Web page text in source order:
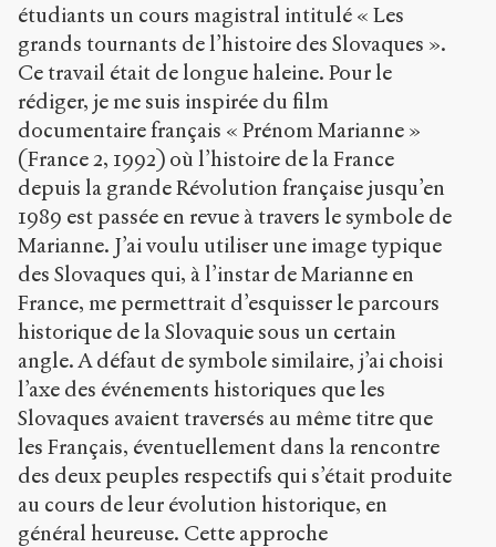
étudiants un cours magistral intitulé « Les
grands tournants de l’histoire des Slovaques ».
Ce travail était de longue haleine. Pour le
rédiger, je me suis inspirée du film
documentaire français « Prénom Marianne »
(France 2, 1992) où l’histoire de la France
depuis la grande Révolution française jusqu’en
1989 est passée en revue à travers le symbole de
Marianne. J’ai voulu utiliser une image typique
des Slovaques qui, à l’instar de Marianne en
France, me permettrait d’esquisser le parcours
historique de la Slovaquie sous un certain
angle. A défaut de symbole similaire, j’ai choisi
l’axe des événements historiques que les
Slovaques avaient traversés au même titre que
les Français, éventuellement dans la rencontre
des deux peuples respectifs qui s’était produite
au cours de leur évolution historique, en
général heureuse. Cette approche